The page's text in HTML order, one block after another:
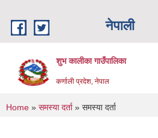
नेपाली
शुभ कालीका गाउँपालिका
कर्णाली प्रदेश, नेपाल
You are here
Home » समस्या दर्ता» समस्या दर्ता